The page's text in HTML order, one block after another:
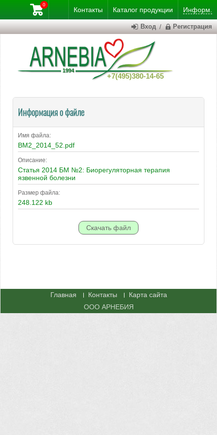
Контакты Каталог продукции Информ.
+7(495)380-14-65
0
Вход / Регистрация
Информация о файле
Имя файла:
BM2_2014_52.pdf
Описание:
Статья 2014 БМ №2: Биорегуляторная терапия
язвенной болезни
Размер файла:
248.122 kb
Главная Контакты
Карта сайта
ООО АРНЕБИЯ